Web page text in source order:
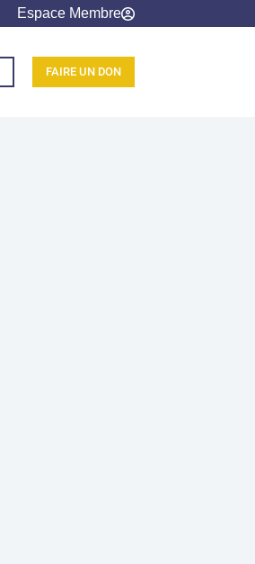
Espace Membre
FAIRE UN DON